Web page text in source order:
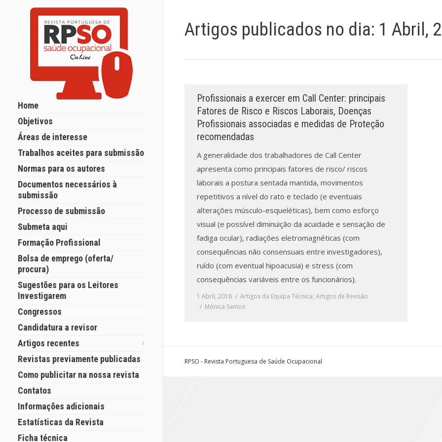
Home
Objetivos
Áreas de interesse
Trabalhos aceites para submissão
Normas para os autores
Documentos necessários à
submissão
Processo de submissão
Submeta aqui
Formação Profissional
Bolsa de emprego (oferta/
procura)
Sugestões para os Leitores
Investigarem
Congressos
Candidatura a revisor
Artigos recentes
Revistas previamente publicadas
Como publicitar na nossa revista
Contatos
Informações adicionais
Estatísticas da Revista
Ficha técnica
Artigos publicados no dia: 1 Abril,
Profissionais a exercer em Call Center: principais
Fatores de Risco e Riscos Laborais, Doenças
Profissionais associadas e medidas de Proteção
recomendadas
A generalidade dos trabalhadores de Call Center
apresenta como principais fatores de risco/ riscos
laborais a postura sentada mantida, movimentos
repetitivos a nível do rato e teclado (e eventuais
alterações músculo-esqueléticas), bem como esforço
visual (e possível diminuição da acuidade e sensação de
fadiga ocular), radiações eletromagnéticas (com
consequências não consensuais entre investigadores),
ruído (com eventual hipoacusia) e stress (com
consequências variáveis entre os funcionários).
1 Abril, 2018 Artigos da Equipa Técnica, Artigos de Revisão
Mónica Santos
RPSO - Revista Portuguesa de Saúde Ocupacional